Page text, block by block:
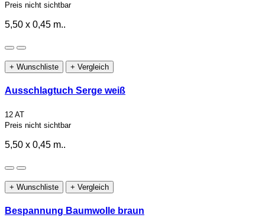
Preis nicht sichtbar
5,50 x 0,45 m..
+ Wunschliste + Vergleich
Ausschlagtuch Serge weiß
12 AT
Preis nicht sichtbar
5,50 x 0,45 m..
+ Wunschliste + Vergleich
Bespannung Baumwolle braun